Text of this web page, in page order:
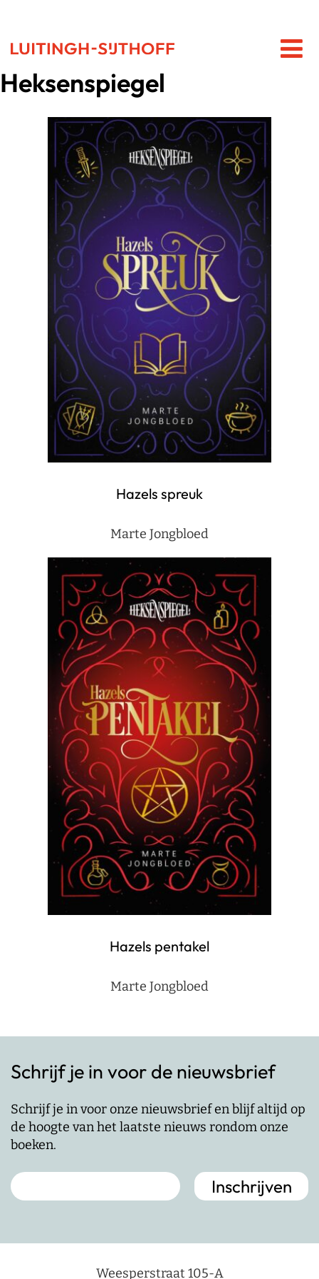
Heksenspiegel
Hazels spreuk
Marte Jongbloed
Hazels pentakel
Marte Jongbloed
Schrijf je in voor de nieuwsbrief
Schrijf je in voor onze nieuwsbrief en blijf altijd op
de hoogte van het laatste nieuws rondom onze
boeken.
Weesperstraat 105-A